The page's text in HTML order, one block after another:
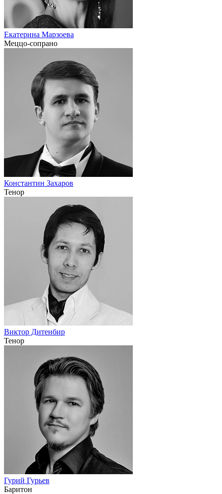
Екатерина Марзоева
Меццо-сопрано
Константин Захаров
Тенор
Виктор Дитенбир
Тенор
Гурий Гурьев
Баритон